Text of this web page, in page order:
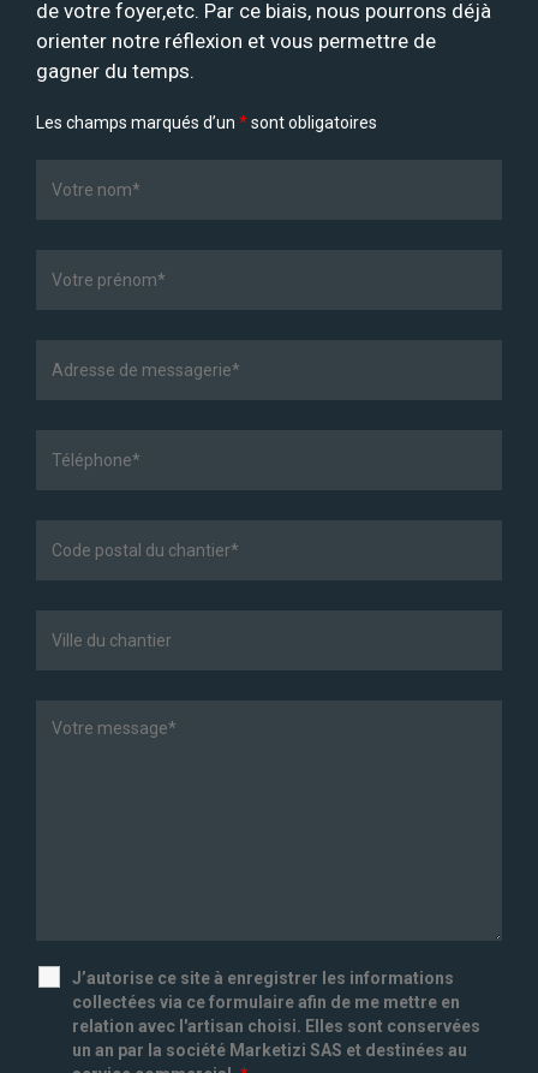
de votre foyer,etc. Par ce biais, nous pourrons déjà
orienter notre réflexion et vous permettre de
gagner du temps.
Les champs marqués d’un *sont obligatoires
J’autorise ce site à enregistrer les informations
collectées via ce formulaire afin de me mettre en
relation avec l'artisan choisi. Elles sont conservées
un an par la société Marketizi SAS et destinées au